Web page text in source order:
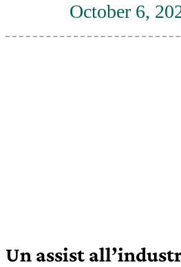
October 6,
Un assist